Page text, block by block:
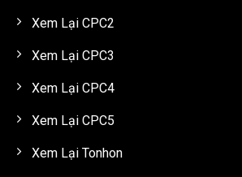
Xem Lại CPC2
Xem Lại CPC3
Xem Lại CPC4
Xem Lại CPC5
Xem Lại Tonhon